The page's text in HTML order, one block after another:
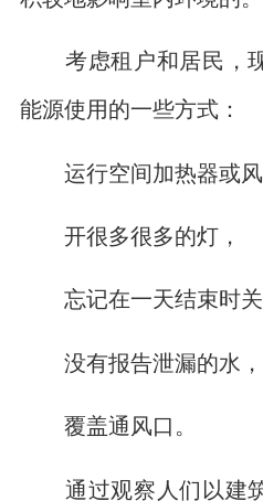
考虑租户和居民，现
能源使用的一些方式：
运行空间加热器或风
开很多很多的灯，
忘记在一天结束时关
没有报告泄漏的水，
覆盖通风口。
通过观察人们以建筑